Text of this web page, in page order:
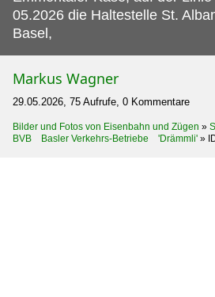
05.2026 die Haltestelle St.
Basel,
Markus Wagner
29.05.2026, 75 Aufrufe, 0 Kommentare
Bilder und Fotos von Eisenbahn und Zügen »
BVB Basler Verkehrs-Betriebe 'Drämmli' »